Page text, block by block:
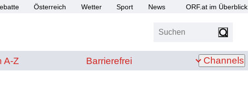
Österreich Wetter Sport News ORF.at im Überblick
Suchen
A bis Z
A-Z Barrierefrei
Barrierefrei Channels